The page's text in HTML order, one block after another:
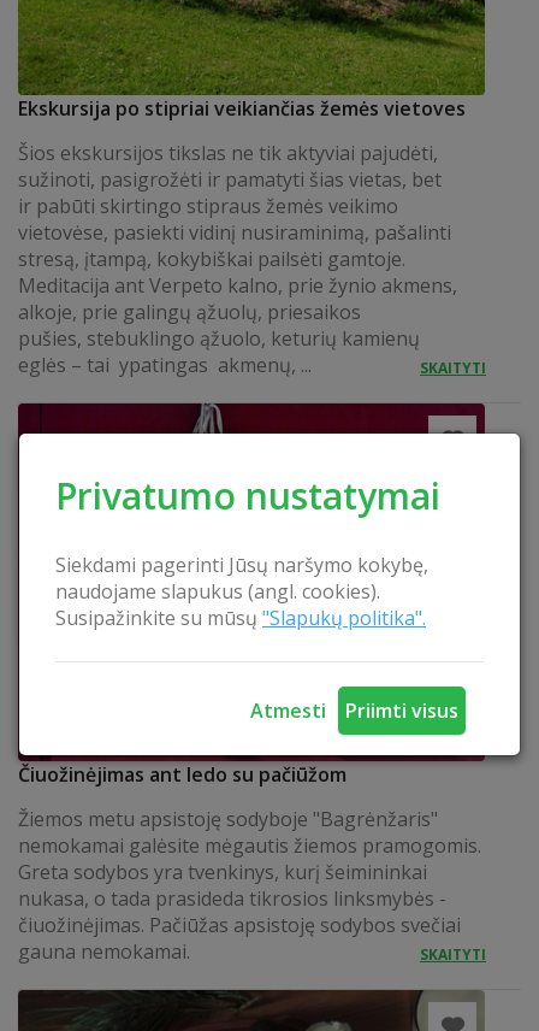
Privatumo nustatymai
Siekdami pagerinti Jūsų naršymo kokybę,
naudojame slapukus (angl. cookies).
Susipažinkite su mūsų "Slapukų politika".
Atmesti Priimti visus
Ekskursija po stipriai veikiančias žemės vietoves
Šios ekskursijos tikslas ne tik aktyviai pajudėti,
sužinoti, pasigrožėti ir pamatyti šias vietas, bet
ir pabūti skirtingo stipraus žemės veikimo
vietovėse, pasiekti vidinį nusiraminimą, pašalinti
stresą, įtampą, kokybiškai pailsėti gamtoje.
Meditacija ant Verpeto kalno, prie žynio akmens,
alkoje, prie galingų ąžuolų, priesaikos
pušies, stebuklingo ąžuolo, keturių kamienų
eglės – tai ypatingas akmenų, ...
SKAITYTI
Čiuožinėjimas ant ledo su pačiūžom
Žiemos metu apsistoję sodyboje "Bagrėnžaris"
nemokamai galėsite mėgautis žiemos pramogomis.
Greta sodybos yra tvenkinys, kurį šeimininkai
nukasa, o tada prasideda tikrosios linksmybės -
čiuožinėjimas. Pačiūžas apsistoję sodybos svečiai
gauna nemokamai.
SKAITYTI